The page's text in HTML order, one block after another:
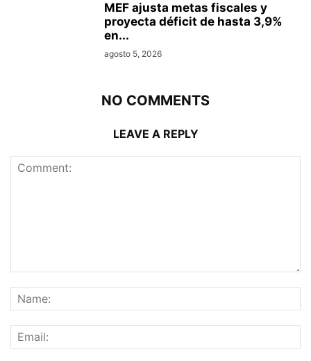
MEF ajusta metas fiscales y
proyecta déficit de hasta 3,9%
en...
agosto 5, 2026
NO COMMENTS
LEAVE A REPLY